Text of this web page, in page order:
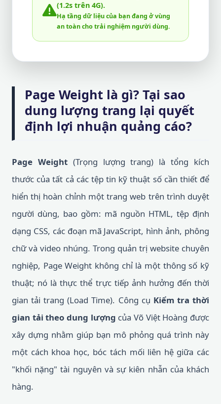
(1.2s trên 4G).
Hạ tầng dữ liệu của bạn đang ở vùng
an toàn cho trải nghiệm người dùng.
Page Weight là gì? Tại sao
dung lượng trang lại quyết
định lợi nhuận quảng cáo?
Page Weight(Trọng lượng trang) là tổng kích
thước của tất cả các tệp tin kỹ thuật số cần thiết để
hiển thị hoàn chỉnh một trang web trên trình duyệt
người dùng, bao gồm: mã nguồn HTML, tệp định
dạng CSS, các đoạn mã JavaScript, hình ảnh, phông
chữ và video nhúng. Trong quản trị website chuyên
nghiệp, Page Weight không chỉ là một thông số kỹ
thuật; nó là thực thể trực tiếp ảnh hưởng đến thời
gian tải trang (Load Time). Công cụ Kiểm tra thời
gian tải theo dung lượng của Võ Việt Hoàng được
xây dựng nhằm giúp bạn mô phỏng quá trình này
một cách khoa học, bóc tách mối liên hệ giữa các
"khối nặng" tài nguyên và sự kiên nhẫn của khách
hàng.